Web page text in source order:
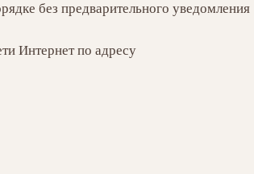
без предварительного уведомления
Интернет по адресу